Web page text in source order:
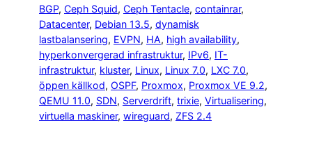
BGP, Ceph Squid, Ceph Tentacle, containrar
Datacenter, Debian 13.5, dynamisk
lastbalansering, EVPN, HA, high availability
hyperkonvergerad infrastruktur, IPv6, IT-
infrastruktur, kluster, Linux, Linux 7.0, LXC 7.0
öppen källkod, OSPF, Proxmox, Proxmox VE 9.2
QEMU 11.0, SDN, Serverdrift, trixie, Virtualisering
virtuella maskiner, wireguard, ZFS 2.4